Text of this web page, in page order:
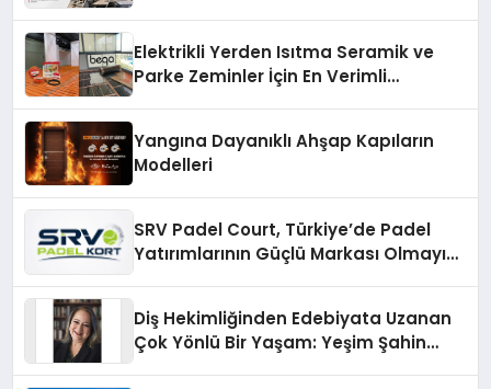
Elektrikli Yerden Isıtma Seramik ve
Parke Zeminler İçin En Verimli
Yangına Dayanıklı Ahşap Kapıların
Modelleri
SRV Padel Court, Türkiye’de Padel
Yatırımlarının Güçlü Markası Olmayı
Diş Hekimliğinden Edebiyata Uzanan
Çok Yönlü Bir Yaşam: Yeşim Şahin